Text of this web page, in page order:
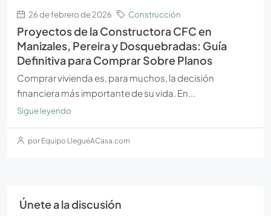
26 de febrero de 2026 Construcción
Proyectos de la Constructora CFC en
Manizales, Pereira y Dosquebradas: Guía
Definitiva para Comprar Sobre Planos
Comprar vivienda es, para muchos, la decisión
financiera más importante de su vida. En...
Sigue leyendo
por Equipo LleguéACasa.com
Únete a la discusión